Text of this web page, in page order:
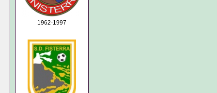
1962-1997